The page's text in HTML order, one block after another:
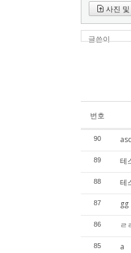
사진
글쓴이
번호
90
89 테
88 테
87 gg
86 ㄹ
85 a